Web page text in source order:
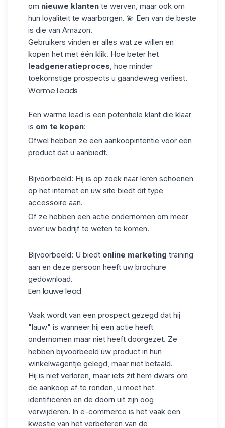
om nieuwe klanten te werven, maar ook om
hun loyaliteit te waarborgen. 💫 Een van de beste
is die van Amazon.
Gebruikers vinden er alles wat ze willen en
kopen het met één klik. Hoe beter het
leadgeneratieproces , hoe minder
toekomstige prospects u gaandeweg verliest.
Warme Leads
Een warme lead is een potentiële klant die klaar
is om te kopen:
Ofwel hebben ze een aankoopintentie voor een
product dat u aanbiedt.
Bijvoorbeeld: Hij is op zoek naar leren schoenen
op het internet en uw site biedt dit type
accessoire aan.
Of ze hebben een actie ondernomen om meer
over uw bedrijf te weten te komen.
Bijvoorbeeld: U biedt online marketing training
aan en deze persoon heeft uw brochure
gedownload.
Een lauwe lead
Vaak wordt van een prospect gezegd dat hij
"lauw" is wanneer hij een actie heeft
ondernomen maar niet heeft doorgezet. Ze
hebben bijvoorbeeld uw product in hun
winkelwagentje gelegd, maar niet betaald.
Hij is niet verloren, maar iets zit hem dwars om
de aankoop af te ronden, u moet het
identificeren en de doorn uit zijn oog
verwijderen. In e-commerce is het vaak een
kwestie van het verbeteren van de